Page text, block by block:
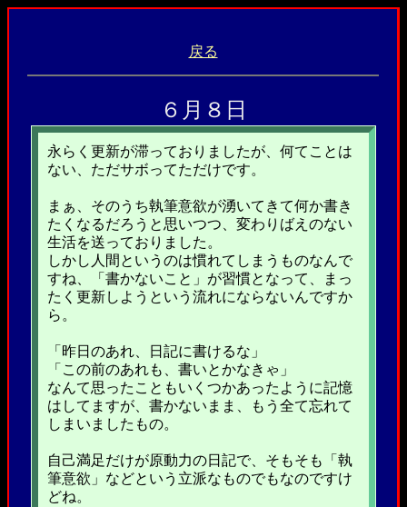
戻る
６月８日
永らく更新が滞っておりましたが、何てことは
ない、ただサボってただけです。
まぁ、そのうち執筆意欲が湧いてきて何か書き
たくなるだろうと思いつつ、変わりばえのない
生活を送っておりました。
しかし人間というのは慣れてしまうものなんで
すね、「書かないこと」が習慣となって、まっ
たく更新しようという流れにならないんですか
ら。
「昨日のあれ、日記に書けるな」
「この前のあれも、書いとかなきゃ」
なんて思ったこともいくつかあったように記憶
はしてますが、書かないまま、もう全て忘れて
しまいましたもの。
自己満足だけが原動力の日記で、そもそも「執
筆意欲」などという立派なものでもなのですけ
どね。